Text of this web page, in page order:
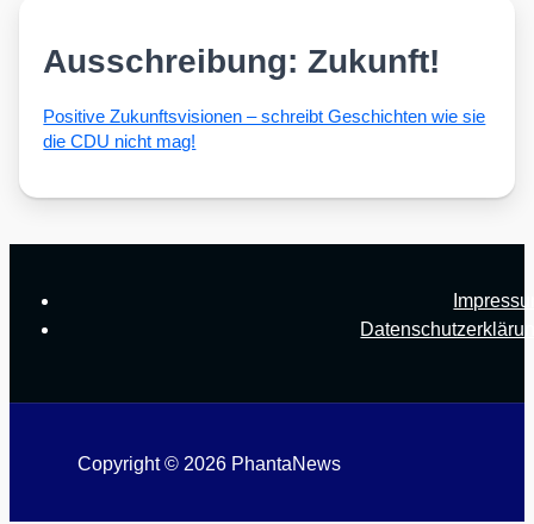
Ausschreibung: Zukunft!
Posi­ti­ve Zukunfts­vi­sio­nen – schreibt Geschich­ten wie sie
die CDU nicht mag!
Copyright © 2026 PhantaNews